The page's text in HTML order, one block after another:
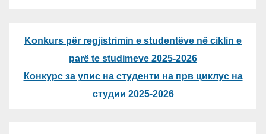
Konkurs për regjistrimin e studentëve në ciklin e
parë te studimeve 2025-2026
Конкурс за упис на студенти на прв циклус на
студии 2025-2026